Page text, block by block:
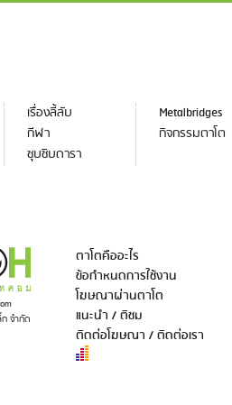
เรื่องลี้ลับ
กีฬา
ซุบซิบดารา
Metalbridges
กิจกรรมตาโต
จำกัด
ตาโตคืออะไร
ข้อกำหนดการใช้งาน
โฆษณาผ่านตาโต
แนะนำ / ติชม
ติดต่อโฆษณา / ติดต่อเรา